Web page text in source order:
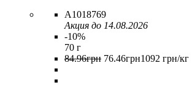
A1018769
Акция до 14.08.2026
-10%
70 г
84.96грн 76.46грн1092 грн/кг